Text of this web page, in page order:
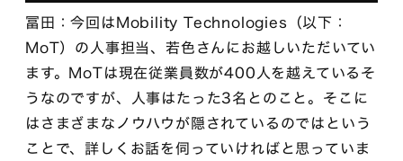
冨田：今回はMobility Technologies（以下：
MoT）の人事担当、若色さんにお越しいただいてい
ます。MoTは現在従業員数が400人を越えているそ
うなのですが、人事はたった3名とのこと。そこに
はさまざまなノウハウが隠されているのではという
ことで、詳しくお話を伺っていければと思っていま